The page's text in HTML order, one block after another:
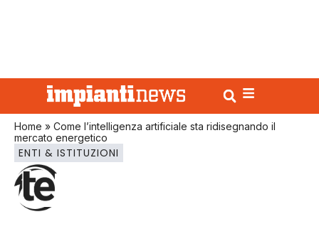
Home » Come l’intelligenza artificiale sta ridisegnando il
mercato energetico
ENTI & ISTITUZIONI